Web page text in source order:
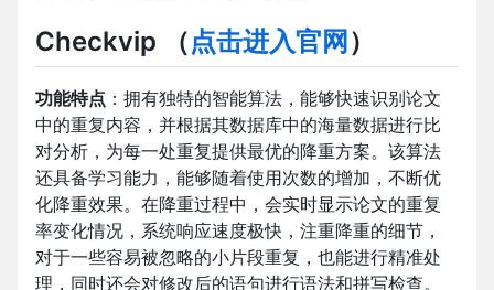
Checkvip （点击进入官网）
功能特点 ：拥有独特的智能算法，能够快速识别论文
中的重复内容，并根据其数据库中的海量数据进行比
对分析，为每一处重复提供最优的降重方案。该算法
还具备学习能力，能够随着使用次数的增加，不断优
化降重效果。在降重过程中，会实时显示论文的重复
率变化情况，系统响应速度极快，注重降重的细节，
对于一些容易被忽略的小片段重复，也能进行精准处
理，同时还会对修改后的语句进行语法和拼写检查。